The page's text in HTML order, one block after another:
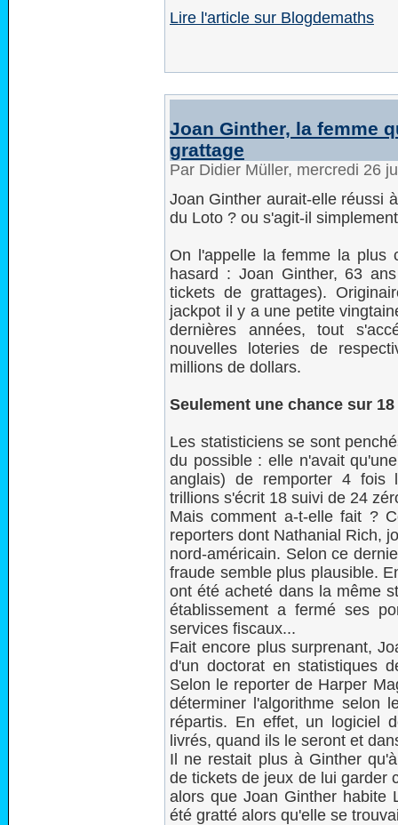
Lire l'article sur Blogdemaths
Joan Ginther, la femme
grattage
Par Didier Müller, mercredi 26
Joan Ginther aurait-elle réussi
du Loto ? ou s'agit-il
On l'appelle la femme la plus
hasard : Joan Ginther, 63
tickets de grattages).
jackpot il y a une petite
dernières années, tout
nouvelles loteries de
millions de dollars.
Seulement une chance sur
Les statisticiens se sont
du possible : elle n'avait
anglais) de remporter 4 fois
trillions s'écrit 18 suivi de 24
Mais comment a-t-elle fait ?
reporters dont Nathanial Rich,
nord-américain. Selon ce
fraude semble plus plausible.
ont été acheté dans la même
établissement a fermé ses
services fiscaux...
Fait encore plus surprenant,
d'un doctorat en statistiques
Selon le reporter de Harper
déterminer l'algorithme selon
répartis. En effet, un logiciel
livrés, quand ils le seront et
Il ne restait plus à Ginther
de tickets de jeux de lui garder
alors que Joan Ginther habite
été gratté alors qu'elle se